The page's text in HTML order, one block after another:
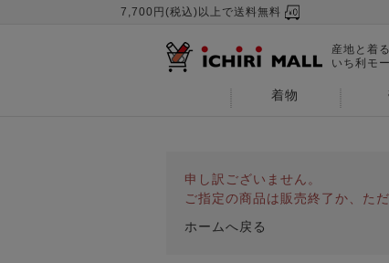
7,700円(税込)以上で送料無料
産地と着
いち利モ
着物
申し訳ございません。
ご指定の商品は販売終了か、た
ホームへ戻る